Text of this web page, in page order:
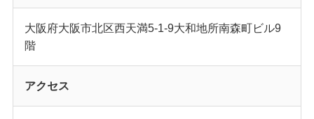
大阪府大阪市北区西天満5-1-9大和地所南森町ビル9
階
アクセス